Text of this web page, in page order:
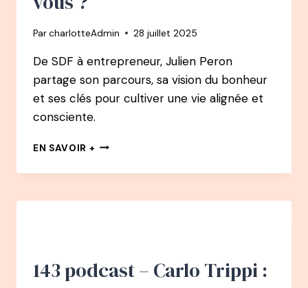
ParcharlotteAdmin 28 juillet 2025
De SDF à entrepreneur, Julien Peron
partage son parcours, sa vision du bonheur
et ses clés pour cultiver une vie alignée et
consciente.
EN SAVOIR + 149
–
PERON
BONHEUR
143 podcast – Carlo Trippi :